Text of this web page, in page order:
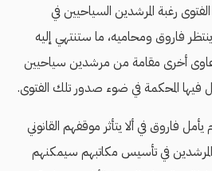
رغبة المرشدين السياحيين في
فاروق ومحاميه، ما ستنتهي إليه
أخرى مقامة من مرشدين سياحيين
فيها المحكمة في ضوء صدور تلك الفتوى.
فاروق في ألا يتأثر موقفهم القانوني
المرشدين في تأسيس مكاتبهم سيمكنهم